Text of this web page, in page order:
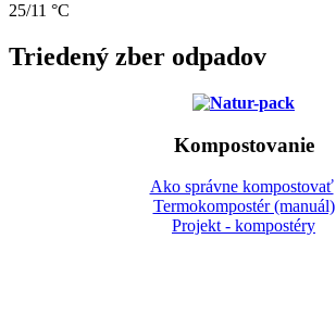
25/11 °C
Triedený zber odpadov
Kompostovanie
Ako správne kompostovať
Termokompostér (manuál)
Projekt - kompostéry